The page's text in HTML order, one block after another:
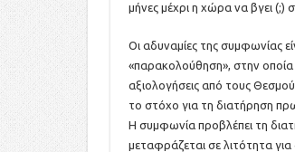
μήνες μέχρι η χώρα να βγει (;)
Οι αδυναμίες της συμφωνίας
«παρακολούθηση», στην
αξιολογήσεις από τους
το στόχο για τη διατήρηση
Η συμφωνία προβλέπει τη
μεταφράζεται σε λιτότητα για